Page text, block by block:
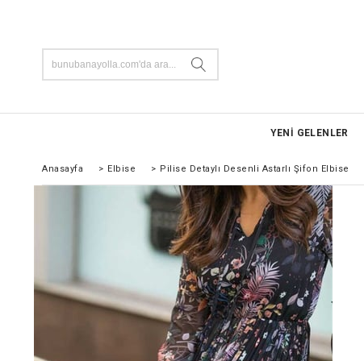
YENİ GELENLER
Anasayfa > Elbise > Pilise Detaylı Desenli Astarlı Şifon Elbise